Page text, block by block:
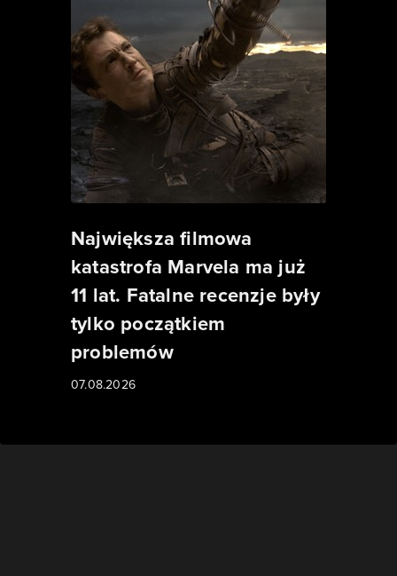
Największa filmowa
katastrofa Marvela ma już
11 lat. Fatalne recenzje były
tylko początkiem
problemów
07.08.2026